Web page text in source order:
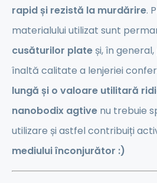
rapid și rezistă la murdărire.
materialului utilizat sunt
cusăturilor plate și, în
înaltă calitate a lenjeriei
lungă și o valoare utilitară
nanobodix agtive nu trebuie
utilizare și astfel contribuiți
mediului înconjurător :)